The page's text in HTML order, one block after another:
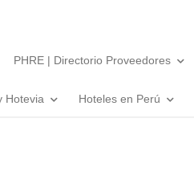
PHRE | Directorio Proveedores
Hotevia Hoteles en Perú